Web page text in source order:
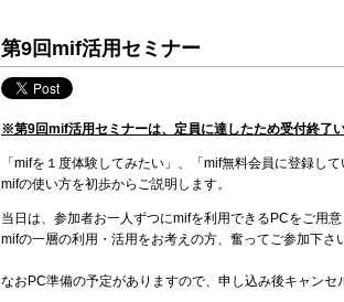
第9回mif活用セミナー
※第9回mif活用セミナーは、定員に達したため受付終了
「mifを１度体験してみたい」、「mif無料会員に登録し
mifの使い方を初歩からご説明します。
当日は、参加者お一人ずつにmifを利用できるPCをご用
mifの一層の利用・活用をお考えの方、奮ってご参加下さ
なおPC準備の予定がありますので、申し込み後キャン